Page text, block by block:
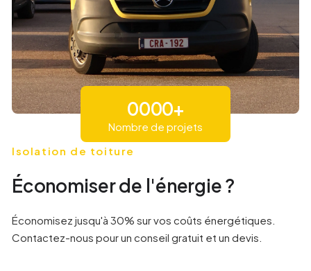
0
9
1
0
2
3
0
2
3
0
2
3
+
Nombre de projets
Isolation de toiture
Économiser de l'énergie ?
Économisez jusqu'à 30% sur vos coûts énergétiques.
Contactez-nous pour un conseil gratuit et un devis.